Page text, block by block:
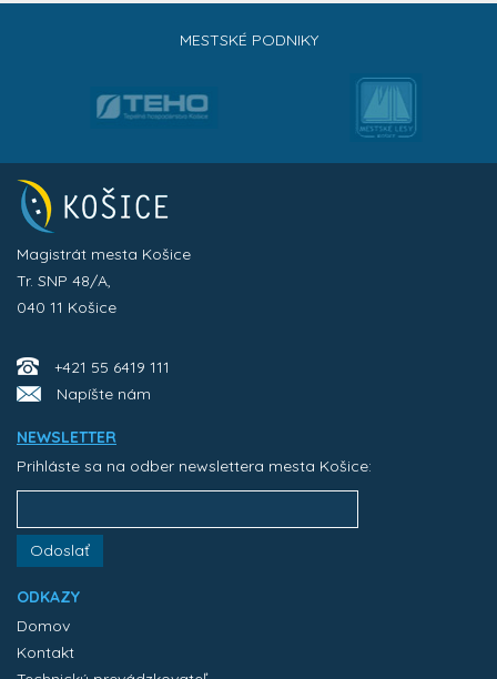
MESTSKÉ PODNIKY
Magistrát mesta Košice
Tr. SNP 48/A,
040 11 Košice
+421 55 6419 111
Napíšte nám
NEWSLETTER
Prihláste sa na odber newslettera mesta Košice:
Odoslať
ODKAZY
Domov
Kontakt